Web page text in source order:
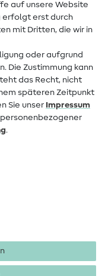
auf unsere Website
erfolgt erst durch
mit Dritten, die wir in
oder aufgrund
Die Zustimmung kann
das Recht, nicht
späteren Zeitpunkt
Sie unser Impressum
.